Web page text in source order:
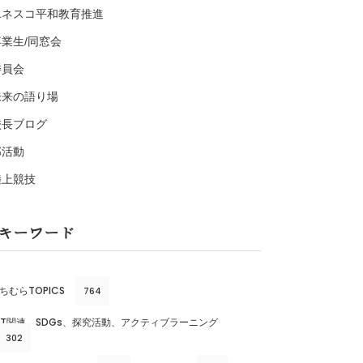
スコ平和教育推進
生/同窓会
会
の語り場
ブログ
動
競技
ーワード
むらTOPICS 764
関連、SDGs、探究活動、アクティブラーニング
302